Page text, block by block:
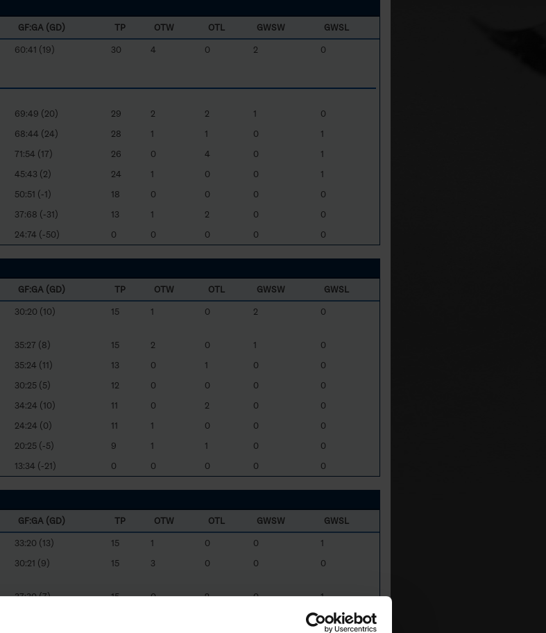
GF:GA (GD) TP OTW OTL GWSW
GWSL
60:41 (19) 30 4 0 2 0
69:49 (20) 29 2 2 1
0
68:44 (24) 28 1 1 0
1
71:54 (17) 26 0 4 0
1
45:43 (2) 24 1 0 0
1
50:51 (-1) 18 0 0 0
0
37:68 (-31) 13 1 2 0
0
24:74 (-50) 0 0 0 0 0
GF:GA (GD) TP OTW OTL GWSW
GWSL
30:20 (10) 15 1 0 2 0
35:27 (8) 15 2 0 1
0
35:24 (11) 13 0 1 0
0
30:25 (5) 12 0 0 0
0
34:24 (10) 11 0 2 0
0
24:24 (0) 11 1 0 0
0
20:25 (-5) 9 1 1 0
0
13:34 (-21) 0 0 0 0 0
GF:GA (GD) TP OTW OTL GWSW
GWSL
33:20 (13) 15 1 0 0
1
30:21 (9) 15 3 0 0 0
37:30 (7) 15 0 2 0
1
0